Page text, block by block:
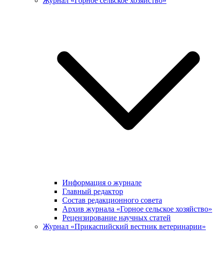
Информация о журнале
Главный редактор
Состав редакционного совета
Архив журнала «Горное сельское хозяйство»
Рецензирование научных статей
Журнал «Прикаспийский вестник ветеринарии»